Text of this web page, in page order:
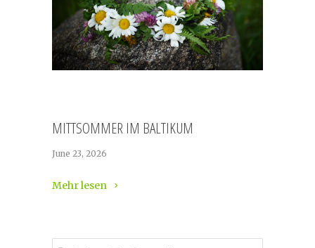
MITTSOMMER IM BALTIKUM
June 23, 2026
Mehr lesen